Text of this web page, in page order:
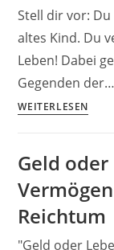
Stell dir vor:
altes Kind. Du
Leben! Dabei
Gegenden der…
WEITERLESEN
–
Geld,
Tesla
&
Geld oder
Reichtum
"Geld oder